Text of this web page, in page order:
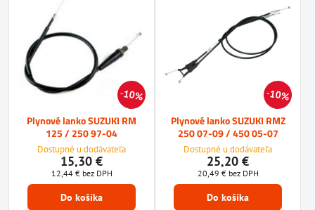
10%
Plynové lanko SUZUKI RM
125 / 250 97-04
Dostupné u dodávateľa
15,30 €
12,44 € bez DPH
Do košíka
10%
Plynové lanko SUZUKI RMZ
250 07-09 / 450 05-07
Dostupné u dodávateľa
25,20 €
20,49 € bez DPH
Do košíka